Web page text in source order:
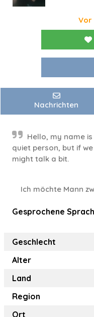
Vor
Nachrichten
Hello, my name
quiet person, but if
might talk a bit.
Ich möchte Mann
Gesprochene
Geschlecht
Alter
Land
Region
Ort